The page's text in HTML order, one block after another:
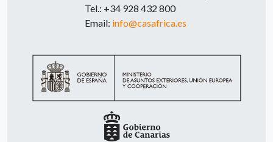
Tel.: +34 928 432 800
Email: info@casafrica.es